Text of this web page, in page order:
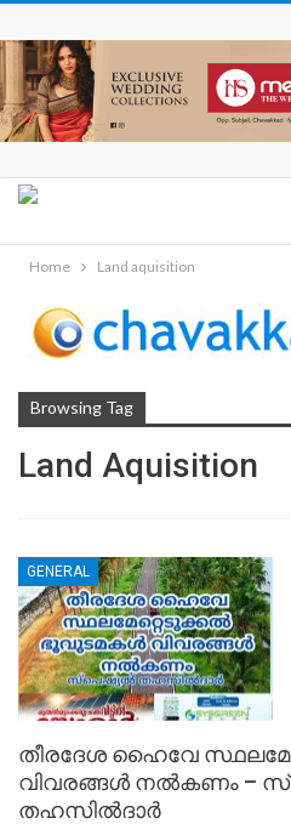
Home Land aquisition
Browsing Tag
Land Aquisition
GENERAL
തീരദേശ ഹൈവേ
വിവരങ്ങൾ നൽകണം –
തഹസിൽദാർ